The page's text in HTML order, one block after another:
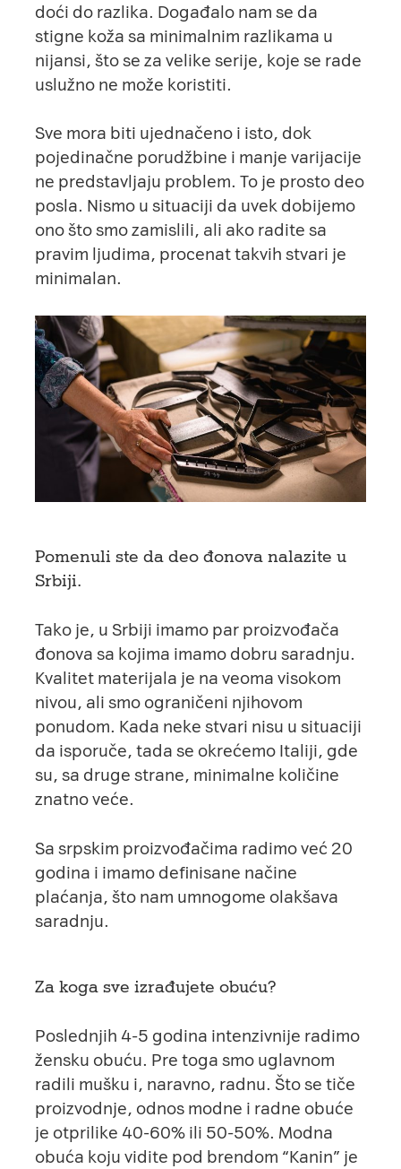
doći do razlika. Događalo nam se da
stigne koža sa minimalnim razlikama u
nijansi, što se za velike serije, koje se rade
uslužno ne može koristiti.
Sve mora biti ujednačeno i isto, dok
pojedinačne porudžbine i manje varijacije
ne predstavljaju problem. To je prosto deo
posla. Nismo u situaciji da uvek dobijemo
ono što smo zamislili, ali ako radite sa
pravim ljudima, procenat takvih stvari je
minimalan.
Pomenuli ste da deo đonova nalazite u
Srbiji.
Tako je, u Srbiji imamo par proizvođača
đonova sa kojima imamo dobru saradnju.
Kvalitet materijala je na veoma visokom
nivou, ali smo ograničeni njihovom
ponudom. Kada neke stvari nisu u situaciji
da isporuče, tada se okrećemo Italiji, gde
su, sa druge strane, minimalne količine
znatno veće.
Sa srpskim proizvođačima radimo već 20
godina i imamo definisane načine
plaćanja, što nam umnogome olakšava
saradnju.
Za koga sve izrađujete obuću?
Poslednjih 4-5 godina intenzivnije radimo
žensku obuću. Pre toga smo uglavnom
radili mušku i, naravno, radnu. Što se tiče
proizvodnje, odnos modne i radne obuće
je otprilike 40-60% ili 50-50%. Modna
obuća koju vidite pod brendom “Kanin” je